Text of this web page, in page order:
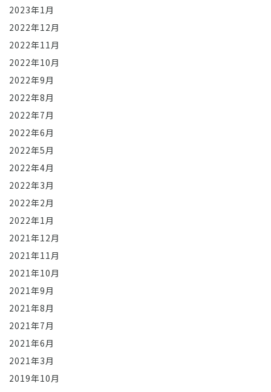
2023年1月
2022年12月
2022年11月
2022年10月
2022年9月
2022年8月
2022年7月
2022年6月
2022年5月
2022年4月
2022年3月
2022年2月
2022年1月
2021年12月
2021年11月
2021年10月
2021年9月
2021年8月
2021年7月
2021年6月
2021年3月
2019年10月